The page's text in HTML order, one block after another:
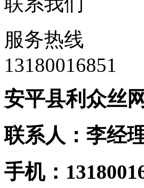
服务热线
13180016851
安平县利众丝
联系人：李经
手机：